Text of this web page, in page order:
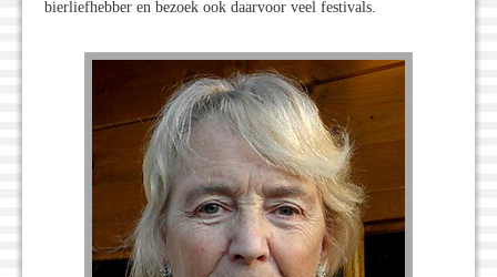
bierliefhebber en bezoek ook daarvoor veel festivals.